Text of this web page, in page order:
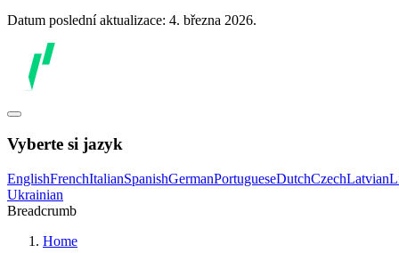
Datum poslední aktualizace: 4. března 2026.
Vyberte si jazyk
EnglishFrenchItalianSpanishGermanPortugueseDutchCzechLatvian
Ukrainian
Breadcrumb
Home